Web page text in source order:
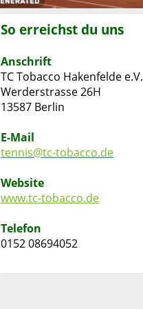
So erreichst du uns
Anschrift
TC Tobacco Hakenfelde e.V.
Werderstrasse 26H
13587 Berlin
E-Mail
tennis@tc-tobacco.de
Website
www.tc-tobacco.de
Telefon
0152 08694052